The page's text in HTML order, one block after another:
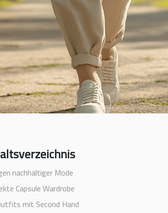
nachhaltiger Mode
Capsule Wardrobe
mit Second Hand